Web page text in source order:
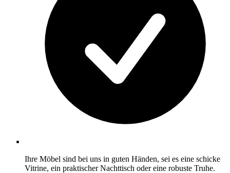
Ihre Möbel sind bei uns in guten Händen, sei es eine schicke
Vitrine, ein praktischer Nachttisch oder eine robuste Truhe.